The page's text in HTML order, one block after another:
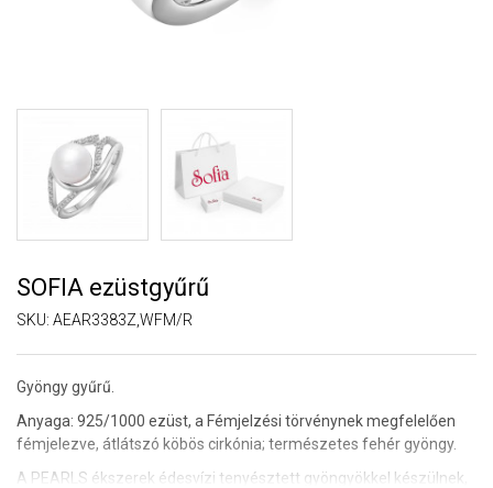
SOFIA ezüstgyűrű
SKU: AEAR3383Z,WFM/R
Gyöngy gyűrű.
Anyaga: 925/1000 ezüst, a Fémjelzési törvénynek megfelelően
fémjelezve, átlátszó köbös cirkónia; természetes fehér gyöngy.
A PEARLS ékszerek édesvízi tenyésztett gyöngyökkel készülnek,